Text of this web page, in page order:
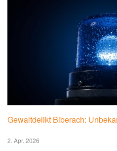
Gewaltdelikt Biberach:
2. Apr. 2026